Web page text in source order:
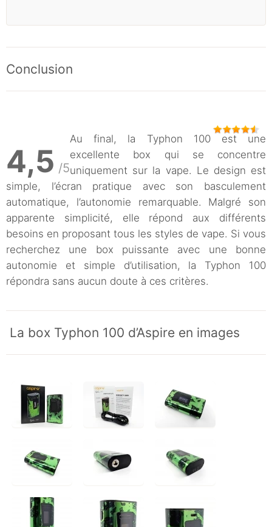
Conclusion
4,5 /5
Au final, la Typhon 100 est une
excellente box qui se concentre
uniquement sur la vape. Le design est
simple, l’écran pratique avec son basculement
automatique, l’autonomie remarquable. Malgré son
apparente simplicité, elle répond aux différents
besoins en proposant tous les styles de vape. Si vous
recherchez une box puissante avec une bonne
autonomie et simple d’utilisation, la Typhon 100
répondra sans aucun doute à ces critères.
La box Typhon 100 d’Aspire en images